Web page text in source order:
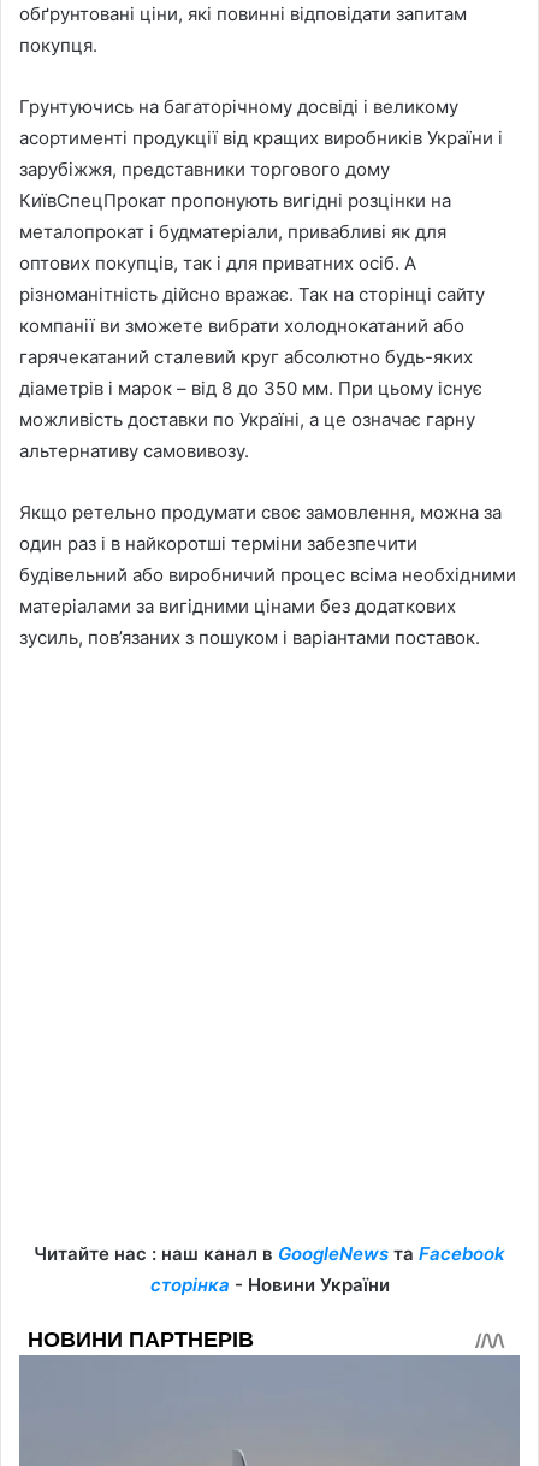
обґрунтовані ціни, які повинні відповідати запитам
покупця.
Грунтуючись на багаторічному досвіді і великому
асортименті продукції від кращих виробників України і
зарубіжжя, представники торгового дому
КиївСпецПрокат пропонують вигідні розцінки на
металопрокат і будматеріали, привабливі як для
оптових покупців, так і для приватних осіб. А
різноманітність дійсно вражає. Так на сторінці сайту
компанії ви зможете вибрати холоднокатаний або
гарячекатаний сталевий круг абсолютно будь-яких
діаметрів і марок – від 8 до 350 мм. При цьому існує
можливість доставки по Україні, а це означає гарну
альтернативу самовивозу.
Якщо ретельно продумати своє замовлення, можна за
один раз і в найкоротші терміни забезпечити
будівельний або виробничий процес всіма необхідними
матеріалами за вигідними цінами без додаткових
зусиль, пов’язаних з пошуком і варіантами поставок.
Читайте нас : наш канал в GoogleNews та Facebook
сторінка - Новини України